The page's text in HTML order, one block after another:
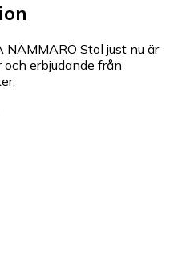
Stol just nu är
erbjudande från